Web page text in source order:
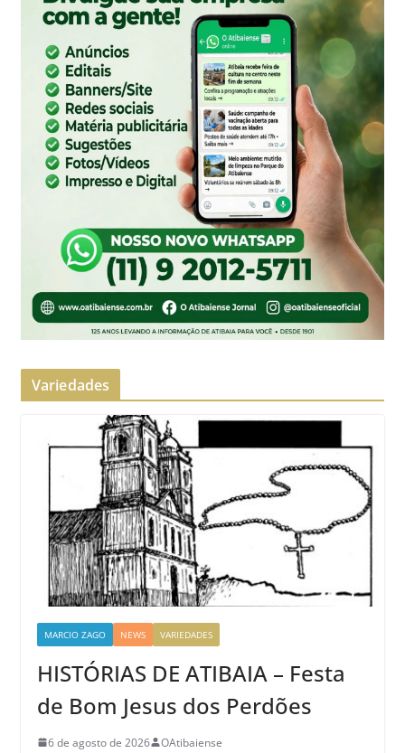
Variedades
MARCIO ZAGO NEWS VARIEDADES
HISTÓRIAS DE ATIBAIA – Festa
de Bom Jesus dos Perdões
6 de agosto de 2026 OAtibaiense